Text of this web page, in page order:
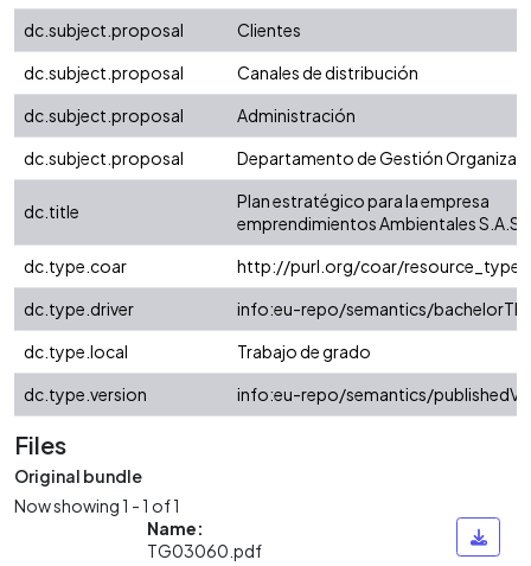
dc.subject.proposal
Clientes
dc.subject.proposal
Canales de distribución
dc.subject.proposal
Administración
dc.subject.proposal
Departamento de Gestión
dc.title
Plan estratégico para la empresa
emprendimientos Ambientales S.A.S.
dc.type.coar
http://purl.org/coar/resource_type/
dc.type.driver
info:eu-repo/semantics/
dc.type.local
Trabajo de grado
dc.type.version
info:eu-repo/semantics/
Files
Original bundle
Now showing1 - 1 of 1
Name:
TG03060.pdf